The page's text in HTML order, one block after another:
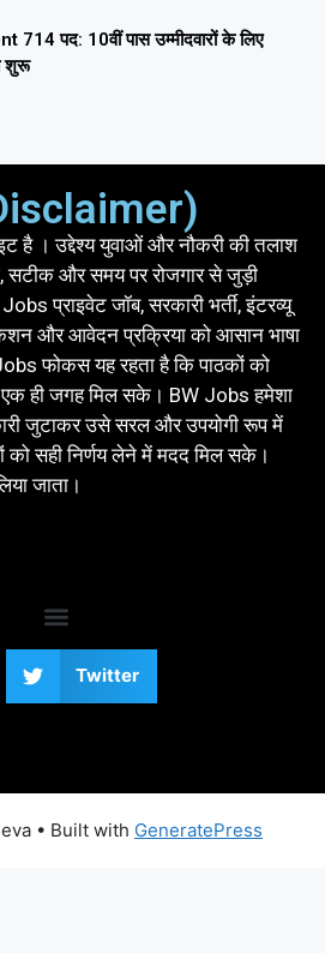
पद: 10वीं पास उम्मीदवारों के लिए
शुरू
है । उद्देश्य युवाओं और नौकरी की तलाश
सटीक और समय पर रोजगार से जुड़ी
प्राइवेट जॉब, सरकारी भर्ती, इंटरव्यू
और आवेदन प्रक्रिया को आसान भाषा
फोकस यह रहता है कि पाठकों को
एक ही जगह मिल सके। BW Jobs हमेशा
जुटाकर उसे सरल और उपयोगी रूप में
को सही निर्णय लेने में मदद मिल सके।
जाता।
Twitter
• Built with GeneratePress